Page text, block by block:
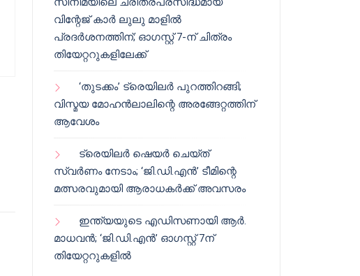
വിന്റേജ് കാർ ലുലു മാളിൽ
പ്രദർശനത്തിന്; ഓഗസ്റ്റ് 7-ന് ചിത്രം
തിയേറ്ററുകളിലേക്ക്
‘തുടക്കം’ ട്രെയിലർ പുറത്തിറങ്ങി;
വിസ്മയ മോഹൻലാലിന്റെ അരങ്ങേറ്റത്തിന്
ആവേശം
ട്രെയിലർ ഷെയർ ചെയ്‌ത്
സ്വർണം നേടാം; ‘ജി.ഡി.എൻ’ ടീമിന്റെ
മത്സരവുമായി ആരാധകർക്ക് അവസരം
ഇന്ത്യയുടെ എഡിസണായി ആർ.
മാധവൻ; ‘ജി.ഡി.എൻ’ ഓഗസ്റ്റ് 7ന്
തിയേറ്ററുകളിൽ